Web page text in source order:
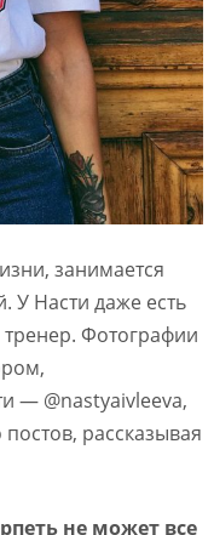
занимается
У Насти даже есть
Фотографии
— @nastyaivleeva,
рассказывая
не может все